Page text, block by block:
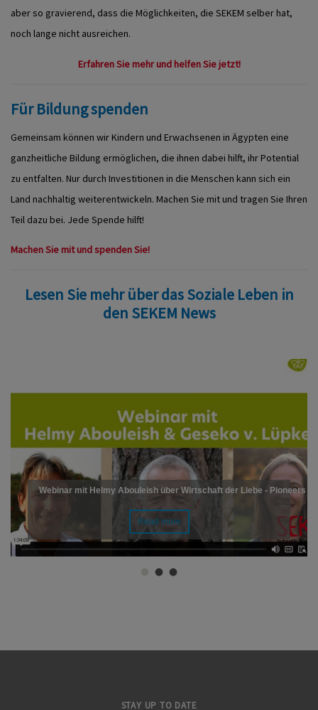
aber so gravierend, dass die Möglichkeiten, die SEKEM selber hat,
noch lange nicht ausreichen.
Erfahren Sie mehr und helfen Sie jetzt!
Für Bildung spenden
Gemeinsam können wir Kindern und Erwachsenen in Ägypten eine
ganzheitliche Bildung ermöglichen, die ihnen dabei hilft, ihr Potential
zu entfalten. Nur durch Investitionen in die Menschen kann sich ein
Land nachhaltig weiterentwickeln. Machen Sie mit und tragen Sie Ihren
Teil dazu bei. Jede Spende hilft!
Machen Sie mit und spenden Sie!
Lesen Sie mehr über das Soziale Leben in
den SEKEM News
Webinar mit Helmy Abouleish über Wirtschaft der Liebe - Pioneers of
Read more
STAY UP TO DATE